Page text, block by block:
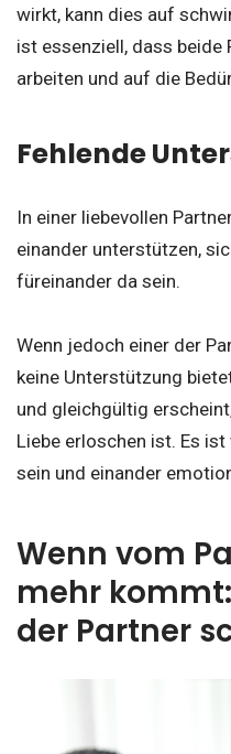
wirkt, kann dies auf
ist essenziell, dass beide
arbeiten und auf die
Fehlende
In einer liebevollen
einander unterstützen,
füreinander da sein.
Wenn jedoch einer der
keine Unterstützung
und gleichgültig
Liebe erloschen ist. Es
sein und einander
Wenn vom
mehr
der Partner